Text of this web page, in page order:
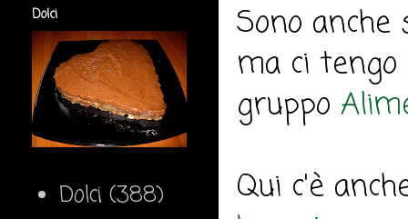
Sono
ma ci
gruppo
Qui c'è
Dolci
Dolci (388)